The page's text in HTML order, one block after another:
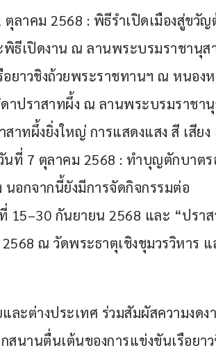
ลาคม 2568 : พิธีรำเปิดเมืองสู่ขวัญ
ธีเปิดงาน ณ ลานพระบรมราชานุส
ยาวชิงถ้วยพระราชทานฯ ณ หนองห
าปราสาทผึ้ง ณ ลานพระบรมราชานุ
ทผึ้งยิ่งใหญ่ การแสดงแสง สี เสียง
นที่ 7 ตุลาคม 2568 : ทำบุญตักบาตร
อกจากนี้ยังมีการจัดกิจกรรมต่อ
15–30 กันยายน 2568 และ “ปรา
ณ วัดพระธาตุเชิงชุมวรวิหาร แ
ะต่างประเทศ ร่วมสัมผัสความงดง
นานตื่นเต้นของการแข่งขันเรือยาว